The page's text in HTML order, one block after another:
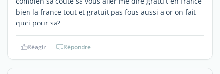
bien la france tout et gratuit pas fous aussi alor on fait
quoi pour sa?
Réagir Répondre